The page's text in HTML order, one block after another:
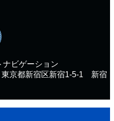
ナビゲーション
京都新宿区新宿1-5-1 新宿